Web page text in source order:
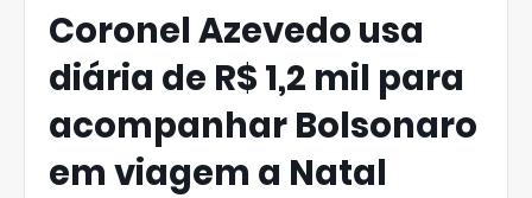
Coronel Azevedo usa
diária de R$ 1,2 mil para
acompanhar Bolsonaro
em viagem a Natal